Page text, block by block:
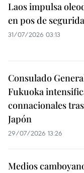
Laos impulsa
en pos de
31/07/2026 03:13
Consulado
Fukuoka
connacionales
Japón
29/07/2026 13:26
Medios